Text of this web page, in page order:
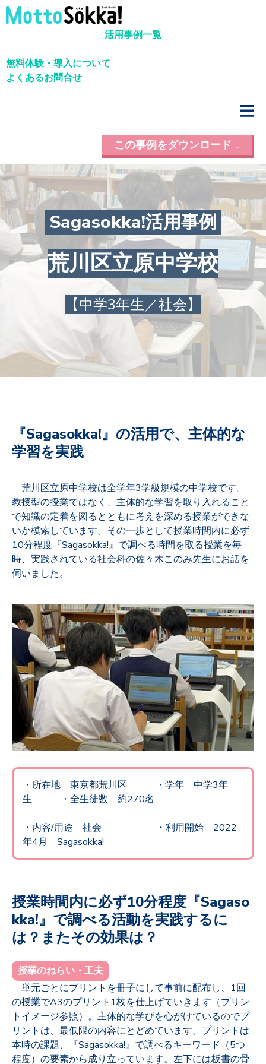
活用事例一覧
無料体験・導入について
よくあるお問合せ
この事例をダウンロード ↓
Sagasokka!活用事例
荒川区立原中学校
【中学3年生／社会】
『Sagasokka!』の活用で、主体的な
学習を実践
荒川区立原中学校は全学年3学級規模の中学校です。
教授型の授業ではなく、主体的な学習を取り入れること
で知識の定着を図るとともに考えを深める授業ができな
いか模索しています。その一歩として授業時間内に必ず
10分程度『Sagasokka!』で調べる時間を取る授業を毎
時、実践されている社会科の佐々木このみ先生にお話を
伺いました。
・所在地 東京都荒川区 ・ 学年 中学3年
生 ・全生徒数 約270名
・ 内容/用途 社会 ・利用開始 2022
年4月 Sagasokka!
授業時間内に必ず10分程度『Sagaso
kka!』で調べる活動を実践するに
は？またその効果は？
授業のねらい・工夫
単元ごとにプリントを冊子にして事前に配布し、1回
の授業でA3のプリント1枚を仕上げていきます（プリン
トイメージ参照）。主体的な学びを心がけているのでプ
リントは、最低限の内容にとどめています。プリントは
本時の課題、『Sagasokka!』で調べるキーワード（5つ
程度）の要素から成り立っています。左下には板書の骨